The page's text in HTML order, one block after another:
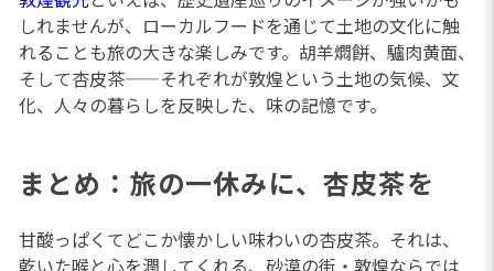
しれませんが、ローカルフードを通じて土地の文化に触
れることも旅の大きな楽しみです。胡羊燜餅、驢肉黄面、
そして杏皮茶——それぞれが敦煌という土地の気候、文
化、人々の暮らしを反映した、味の記憶です。
まとめ：旅の一休みに、杏皮茶を
甘酸っぱくてどこか懐かしい味わいの杏皮茶。それは、
乾いた喉と心を潤してくれる、砂漠の街・敦煌ならでは